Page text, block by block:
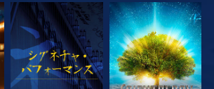
観る シリーズを探求